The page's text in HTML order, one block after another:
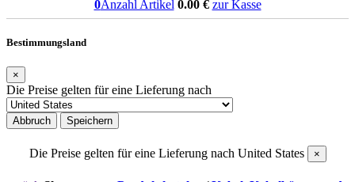
0Anzahl Artikel 0.00€ zur Kasse
Bestimmungsland
×
Die Preise gelten für eine Lieferung nach
Abbruch Speichern
Die Preise gelten für eine Lieferung nach United States ×